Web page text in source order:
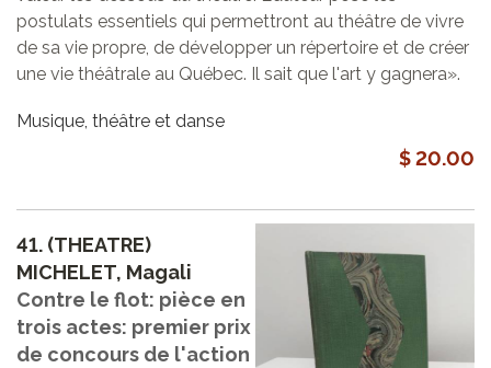
postulats essentiels qui permettront au théâtre de vivre
de sa vie propre, de développer un répertoire et de créer
une vie théâtrale au Québec. Il sait que l'art y gagnera».
Musique, théâtre et danse
$ 20.00
41. (THEATRE)
MICHELET, Magali
Contre le flot: pièce en
trois actes: premier prix
de concours de l'action